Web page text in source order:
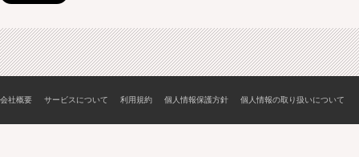
会社概要 サービスについて 利用規約 個人情報保護方針 個人情報の取り扱いについて